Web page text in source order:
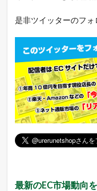
売
筋
ラ
ン
キ
ン
グ
是非ツイッターのフォ
最新のEC市場動向